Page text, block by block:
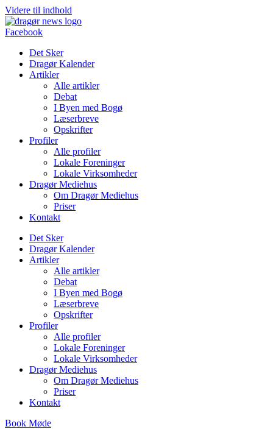
Videre til indhold
Facebook
Det Sker
Dragør Kalender
Artikler
Alle artikler
Debat
I Byen med Bogø
Læserbreve
Opskrifter
Profiler
Alle profiler
Lokale Foreninger
Lokale Virksomheder
Dragør Mediehus
Om Dragør Mediehus
Priser
Kontakt
Det Sker
Dragør Kalender
Artikler
Alle artikler
Debat
I Byen med Bogø
Læserbreve
Opskrifter
Profiler
Alle profiler
Lokale Foreninger
Lokale Virksomheder
Dragør Mediehus
Om Dragør Mediehus
Priser
Kontakt
Book Møde